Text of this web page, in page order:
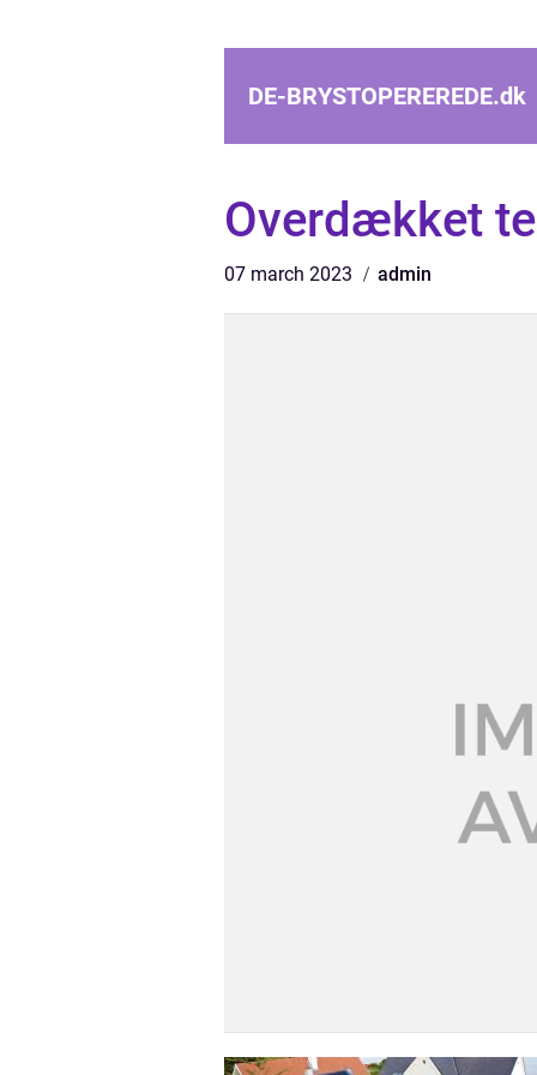
DE-BRYSTOPEREREDE.dk
Overdækket
07 march 2023 admin